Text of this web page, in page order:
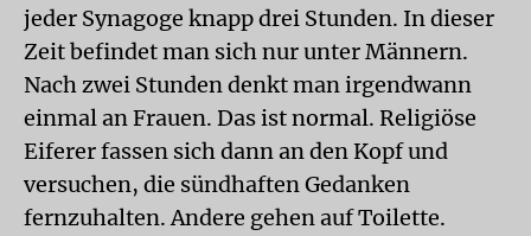
jeder Synagoge knapp drei Stunden. In dieser
Zeit befindet man sich nur unter Männern.
Nach zwei Stunden denkt man irgendwann
einmal an Frauen. Das ist normal. Religiöse
Eiferer fassen sich dann an den Kopf und
versuchen, die sündhaften Gedanken
fernzuhalten. Andere gehen auf Toilette.